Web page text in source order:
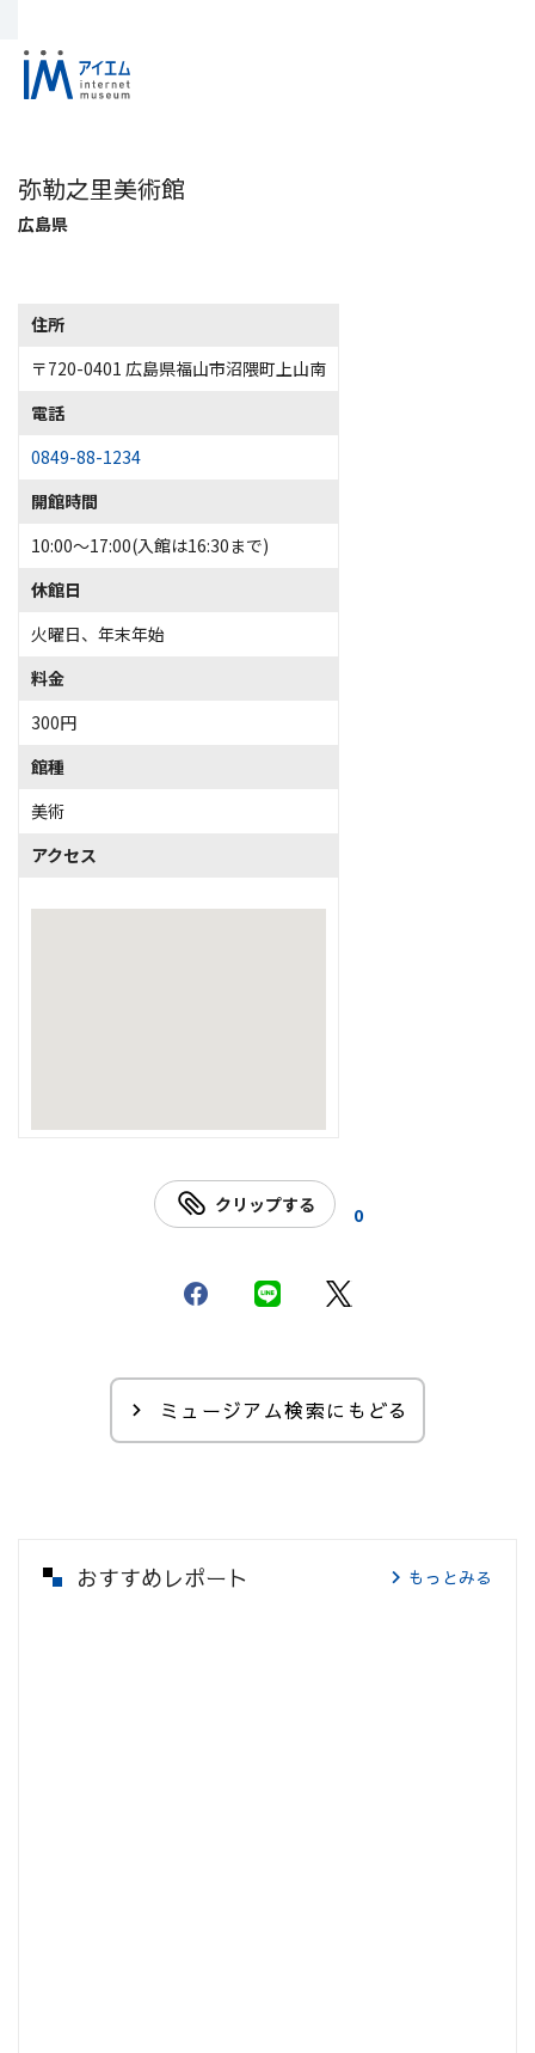
弥勒之里美術館
広島県
住所
〒720-0401 広島県福山市沼隈町上山南
電話
0849-88-1234
開館時間
10:00～17:00(入館は16:30まで)
休館日
火曜日、年末年始
料金
300円
館種
美術
アクセス
クリップする 0
ミュージアム検索にもどる
おすすめレポート もっとみる